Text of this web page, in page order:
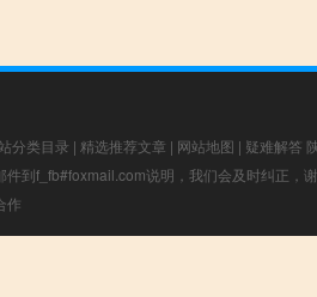
分类目录 | 精选推荐文章 | 网站地图 | 疑难解答
到f_fb#foxmail.com说明，我们会及时纠正，
作